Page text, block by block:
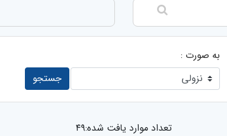
به صورت :
جستجو
تعداد موارد یافت شده:۴۹